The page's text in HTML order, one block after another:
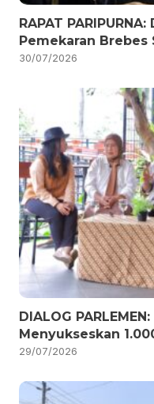
RAPAT
Pemekaran Brebes
30/07/2026
DIALOG
Menyukseskan
29/07/2026